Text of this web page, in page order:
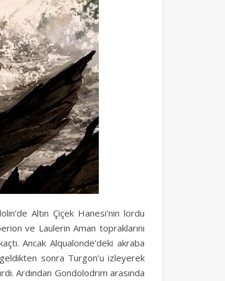
Altın Çiçek Hanesi’nin lordu
ve Laulerin Aman topraklarını
Ancak Alqualondë’deki akraba
sonra Turgon’u izleyerek
Ardından Gondolodrim arasında